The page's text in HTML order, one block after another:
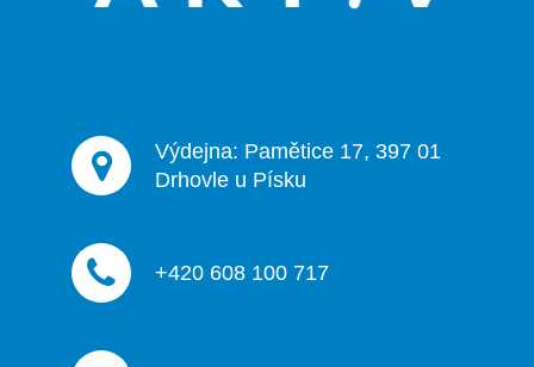
Výdejna: Pamětice 17, 397 01
Drhovle u Písku
+420 608 100 717